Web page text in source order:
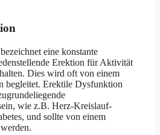
bezeichnet eine konstante
Erektion für Aktivität
Dies wird oft von einem
begleitet. Erektile Dysfunktion
wie z.B. Herz-Kreislauf-
und sollte von einem